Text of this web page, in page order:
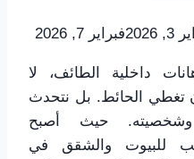
فبراير 7, 2026
داخلية الطائف، لا
تغطي الحائط. بل نتحدث
حيث أصبح
للبيوت والشقق في